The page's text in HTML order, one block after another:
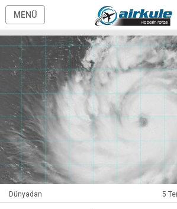
MENÜ
Dünyadan 5